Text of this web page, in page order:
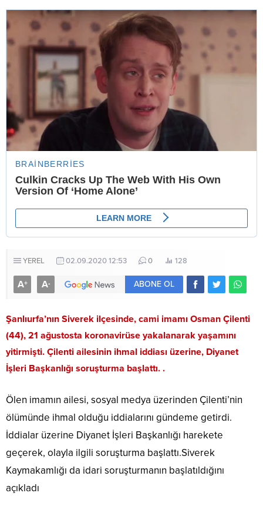
YEREL 02.09.2020 12:53 0 128
A+ A- ABONE OL
Şanlıurfa’nın Siverek ilçesinde, cami imamı Osman Çilenti
(44), 21 ağustosta koronavirüse yakalanarak yaşamını
yitirmişti. Çilenti ailesinin ihmal iddiası üzerine, Diyanet
İşleri Başkanlığı soruşturma başlattı. .
Ölen imamın ailesi, sosyal medya üzerinden Çilenti’nin
ölümünde ihmal olduğu iddialarını gündeme getirdi.
İddialar üzerine Diyanet İşleri Başkanlığı harekete
geçerek, olayla ilgili soruşturma başlattı.Siverek
Kaymakamlığı da idari soruşturmanın başlatıldığını
açıkladı